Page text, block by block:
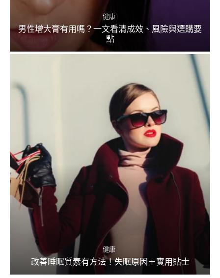
健康
男性增大膏有用嗎？一文看清成效、風險與選購要
點
健康
改善睡眠質素有方法！失眠原因＋實用貼士